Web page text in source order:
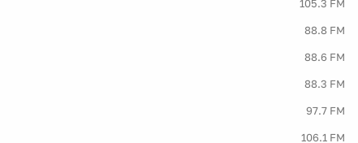
105.3 FM
88.8 FM
88.6 FM
88.3 FM
97.7 FM
106.1 FM